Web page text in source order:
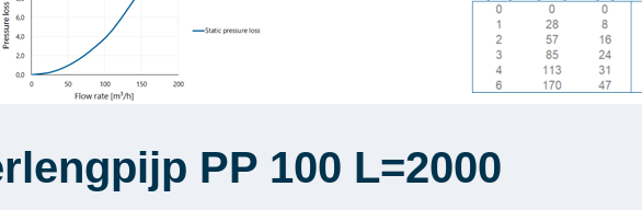
PP 100 L=2000